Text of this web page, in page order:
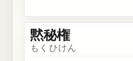
黙秘権
もくひけん